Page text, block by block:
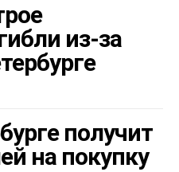
из-за
получит
на покупку